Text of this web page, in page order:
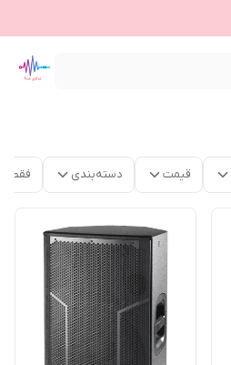
قیمت دسته‌بندی فقط